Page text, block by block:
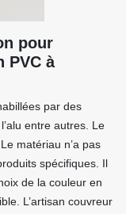
pour
PVC à
par des
entre autres. Le
matériau n’a pas
spécifiques. Il
de la couleur en
L’artisan couvreur